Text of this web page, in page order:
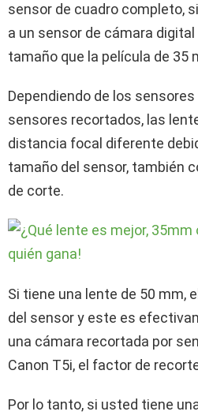
sensor de cuadro completo,
a un sensor de cámara
tamaño que la película de 35
Dependiendo de los
sensores recortados, las
distancia focal diferente
tamaño del sensor, también
de corte.
Si tiene una lente de 50 mm,
del sensor y este es
una cámara recortada por
Canon T5i, el factor de
Por lo tanto, si usted tiene